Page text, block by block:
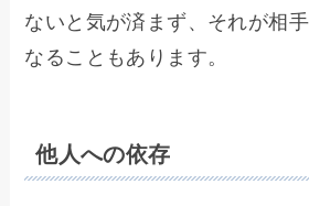
ないと気が済まず、それが相
なることもあります。
他人への依存